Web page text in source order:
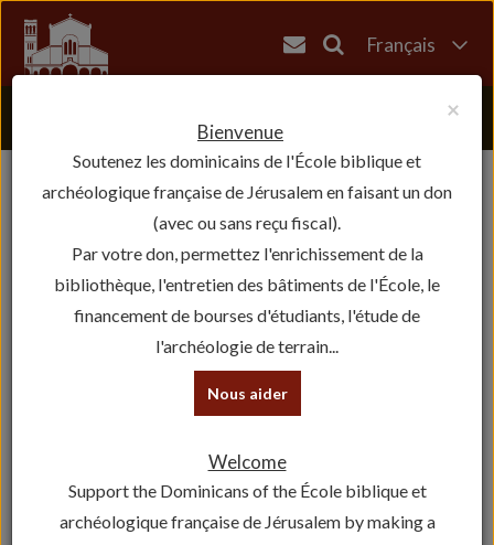
Français
עברית
×
Bienvenue
Soutenez les dominicains de l'École biblique et
archéologique française de Jérusalem en faisant un don
(avec ou sans reçu fiscal).
Par votre don, permettez l'enrichissement de la
bibliothèque, l'entretien des bâtiments de l'École, le
financement de bourses d'étudiants, l'étude de
l'archéologie de terrain...
Nous aider
Welcome
Support the Dominicans of the École biblique et
archéologique française de Jérusalem by making a